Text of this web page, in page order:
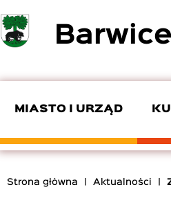
Przejdź
do
treści
Barwice
MIASTO I URZĄD
EDUKACJA
PRODUKTY LOKALNE
ZAMÓWIENIA PUBLICZNE
INTERPELACJE I ZAPYTANIA
ROZKŁADY JAZDY
Strona główna Aktualności